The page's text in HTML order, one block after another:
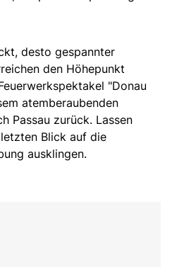
desto gespannter
den Höhepunkt
"Donau
atemberaubenden
Passau zurück. Lassen
Blick auf die
ausklingen.